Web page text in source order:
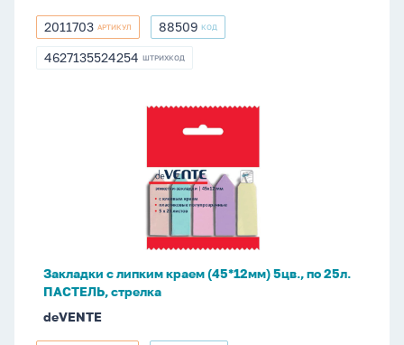
2011703
2011703 АРТИКУЛ 88509
88509 КОД
4627135524254
4627135524254 ШТРИХКОД
ПАСТЕЛЬ,
стрелка
Закладки с липким краем (45*12мм) 5цв., по 25л.
ПАСТЕЛЬ, стрелка
deVENTE